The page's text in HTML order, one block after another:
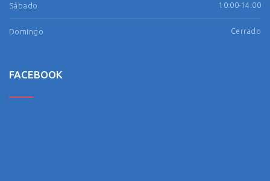
Sábado 10:00-14:00
Domingo Cerrado
FACEBOOK